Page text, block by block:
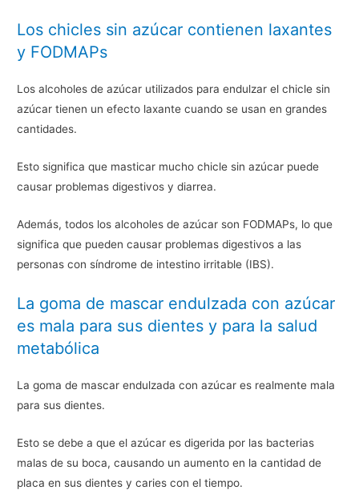
Los chicles sin azúcar contienen laxantes
y FODMAPs
Los alcoholes de azúcar utilizados para endulzar el chicle sin
azúcar tienen un efecto laxante cuando se usan en grandes
cantidades.
Esto significa que masticar mucho chicle sin azúcar puede
causar problemas digestivos y diarrea.
Además, todos los alcoholes de azúcar son FODMAPs, lo que
significa que pueden causar problemas digestivos a las
personas con síndrome de intestino irritable (IBS).
La goma de mascar endulzada con azúcar
es mala para sus dientes y para la salud
metabólica
La goma de mascar endulzada con azúcar es realmente mala
para sus dientes.
Esto se debe a que el azúcar es digerida por las bacterias
malas de su boca, causando un aumento en la cantidad de
placa en sus dientes y caries con el tiempo.